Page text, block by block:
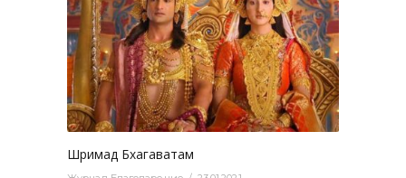
Шримад Бхагаватам